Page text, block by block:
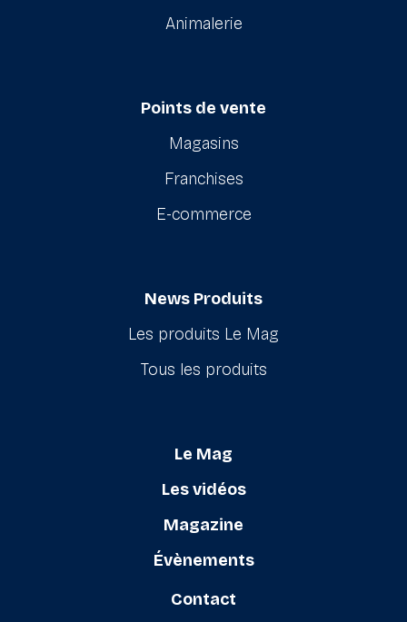
Animalerie
Points de vente
Magasins
Franchises
E-commerce
News Produits
Les produits Le Mag
Tous les produits
Le Mag
Les vidéos
Magazine
Évènements
Contact